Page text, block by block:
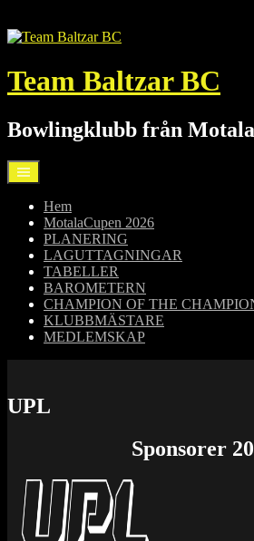
till
Team Baltzar BC
Bowlingklubb från Motala
Hem
MotalaCupen 2026
PLANERING
LAGUTTAGNINGAR
TABELLER
BAROMETERN
CHAMPION OF THE
KLUBBMÄSTARE
MEDLEMSKAP
UPL
Sponsorer